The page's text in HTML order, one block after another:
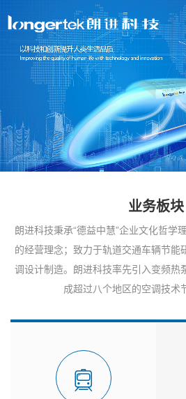
业务板块
朗进科技秉承“德益中慧”企业文化哲学
的经营理念；致力于轨道交通车辆节能
调设计制造。朗进科技率先引入变频热
成超过八个地区的空调技术